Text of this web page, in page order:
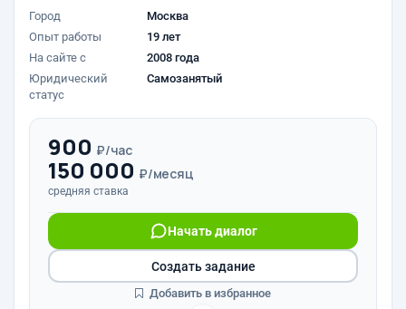
Город
Москва
Опыт работы
19 лет
На сайте с
2008 года
Юридический
статус
Самозанятый
900 ₽/час
150 000 ₽/месяц
средняя ставка
Начать диалог
Создать задание
Добавить в избранное